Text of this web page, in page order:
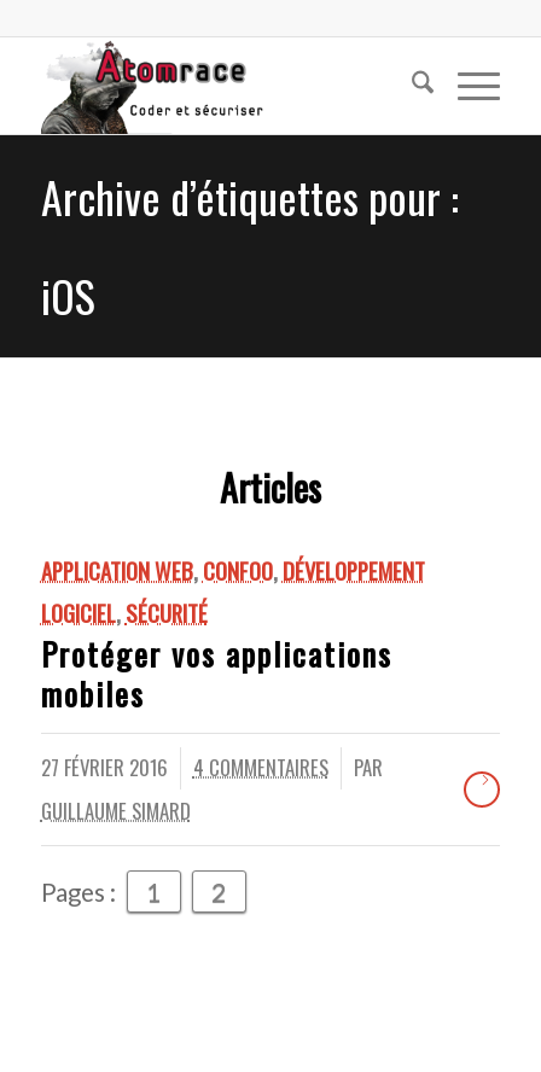
Archive d’étiquettes pour :
iOS
Articles
APPLICATION WEB,CONFOO,DÉVELOPPEMENT
LOGICIEL,SÉCURITÉ
Protéger vos applications
mobiles
27 FÉVRIER 2016 4 COMMENTAIRES
/
PAR
GUILLAUME SIMARD
Pages : 1 2